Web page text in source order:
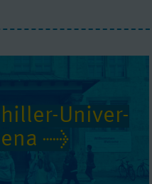
Uni­ver­